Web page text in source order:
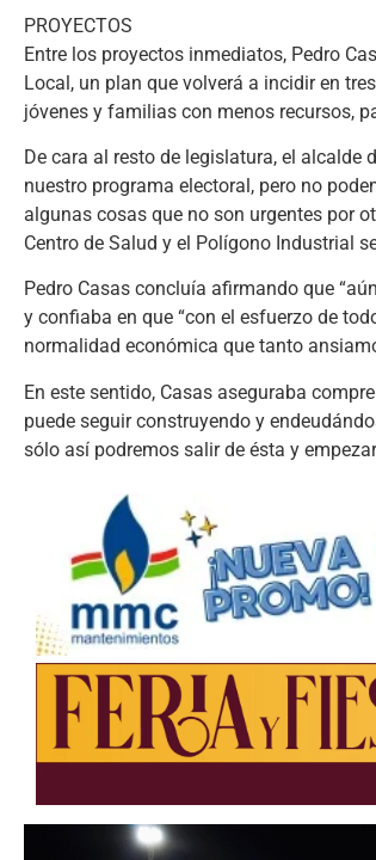
PROYECTOS
Entre los proyectos inmediatos, Pedro
Local, un plan que volverá a incidir en
jóvenes y familias con menos recursos,
De cara al resto de legislatura, el alcalde
nuestro programa electoral, pero no
algunas cosas que no son urgentes por
Centro de Salud y el Polígono Industrial
Pedro Casas concluía afirmando que
y confiaba en que “con el esfuerzo de
normalidad económica que tanto
En este sentido, Casas aseguraba
puede seguir construyendo y
sólo así podremos salir de ésta y